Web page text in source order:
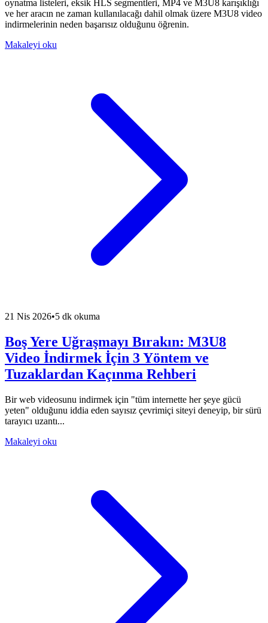
oynatma listeleri, eksik HLS segmentleri, MP4 ve M3U8 karışıklığı
ve her aracın ne zaman kullanılacağı dahil olmak üzere M3U8 video
indirmelerinin neden başarısız olduğunu öğrenin.
Makaleyi oku
21 Nis 2026•5 dk okuma
Boş Yere Uğraşmayı Bırakın: M3U8
Video İndirmek İçin 3 Yöntem ve
Tuzaklardan Kaçınma Rehberi
Bir web videosunu indirmek için "tüm internette her şeye gücü
yeten" olduğunu iddia eden sayısız çevrimiçi siteyi deneyip, bir sürü
tarayıcı uzantı...
Makaleyi oku